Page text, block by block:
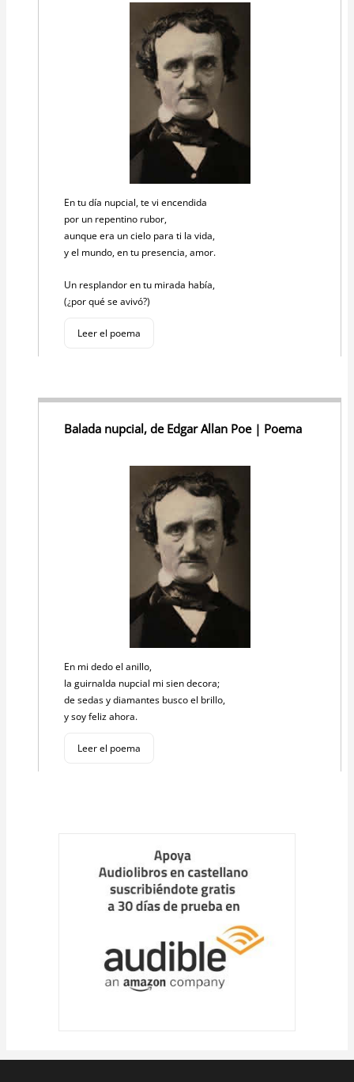
En tu día nupcial, te vi encendida
por un repentino rubor,
aunque era un cielo para ti la vida,
y el mundo, en tu presencia, amor.
Un resplandor en tu mirada había,
(¿por qué se avivó?)
Leer el poema
Balada nupcial, de Edgar Allan Poe | Poema
En mi dedo el anillo,
la guirnalda nupcial mi sien decora;
de sedas y diamantes busco el brillo,
y soy feliz ahora.
Leer el poema